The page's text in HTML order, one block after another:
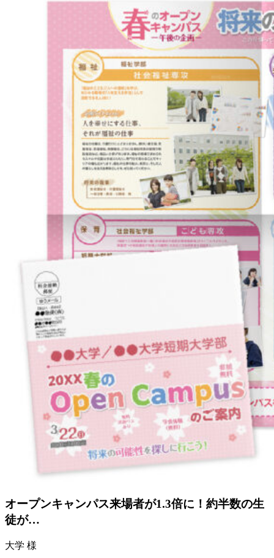
オープンキャンパス来場者が1.3倍に！約半数の生
徒が…
大学 様